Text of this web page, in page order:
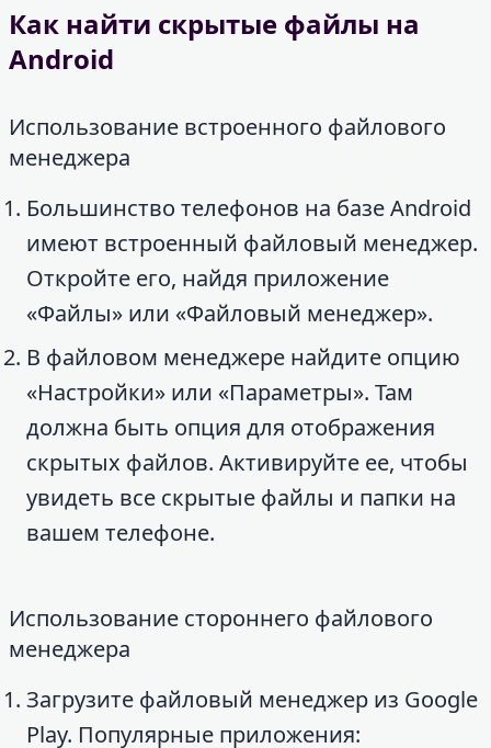
Как найти скрытые файлы на
Android
Использование встроенного файлового
менеджера
Большинство телефонов на базе Android
имеют встроенный файловый менеджер.
Откройте его, найдя приложение
«Файлы» или «Файловый менеджер».
В файловом менеджере найдите опцию
«Настройки» или «Параметры». Там
должна быть опция для отображения
скрытых файлов. Активируйте ее, чтобы
увидеть все скрытые файлы и папки на
вашем телефоне.
Использование стороннего файлового
менеджера
Загрузите файловый менеджер из Google
Play. Популярные приложения: